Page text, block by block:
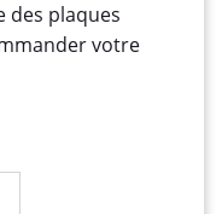
des plaques
votre